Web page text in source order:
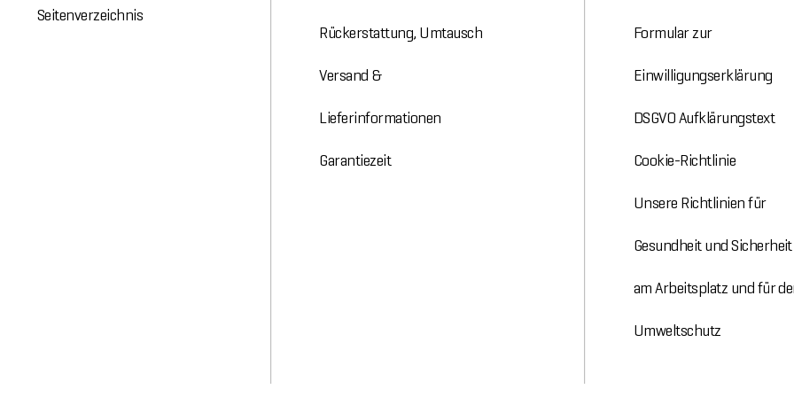
Seitenverzeichnis
Rückerstattung, Umtausch
Versand &
Lieferinformationen
Garantiezeit
Formular zur
Einwilligungserklärung
DSGVO Aufklärungstext
Cookie-Richtlinie
Unsere Richtlinien für
Gesundheit und Sicherheit
am Arbeitsplatz und für
Umweltschutz